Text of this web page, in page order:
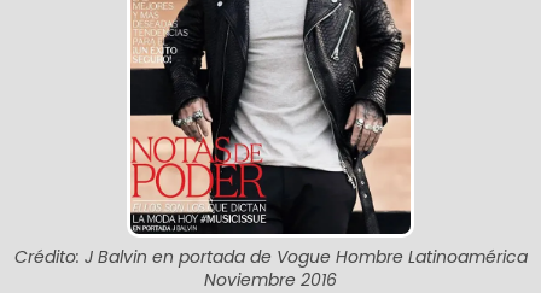
Crédito: J Balvin en portada de Vogue Hombre Latinoamérica
Noviembre 2016